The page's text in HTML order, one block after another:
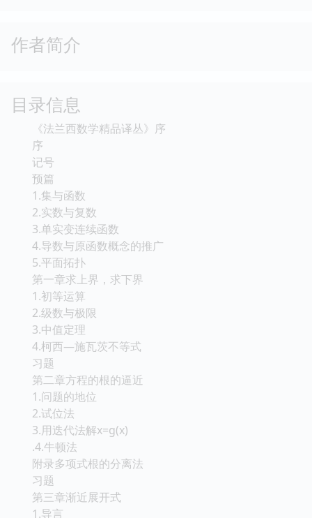
作者简介
目录信息
《法兰西数学精品译丛》序
序
记号
预篇
1.集与函数
2.实数与复数
3.单实变连续函数
4.导数与原函数概念的推广
5.平面拓扑
第一章求上界，求下界
1.初等运算
2.级数与极限
3.中值定理
4.柯西—施瓦茨不等式
习题
第二章方程的根的逼近
1.问题的地位
2.试位法
3.用迭代法解x=g(x)
.4.牛顿法
附录多项式根的分离法
习题
第三章渐近展开式
1.导言